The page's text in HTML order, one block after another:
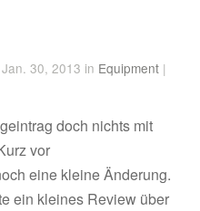
30, 2013 in Equipment |
doch nichts mit
vor
eine kleine Änderung.
ein kleines Review über